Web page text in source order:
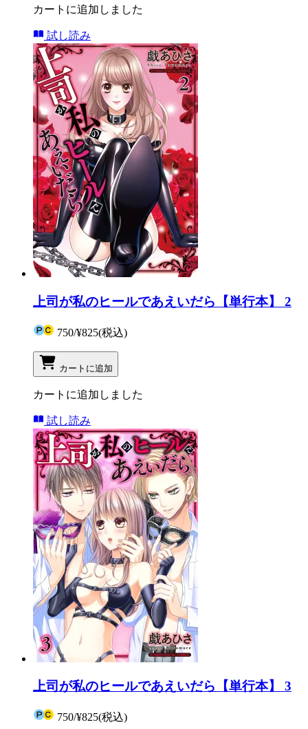
カートに追加しました
試し読み
上司が私のヒールであえいだら【単行本】 2
750/¥825(税込)
カートに追加
カートに追加しました
試し読み
上司が私のヒールであえいだら【単行本】 3
750/¥825(税込)